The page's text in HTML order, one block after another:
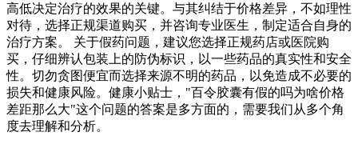
高低决定治疗的效果的关键。与其纠结于价格差异，不如理性
对待，选择正规渠道购买，并咨询专业医生，制定适合自身的
治疗方案。 关于假药问题，建议您选择正规药店或医院购
买，仔细辨认包装上的防伪标识，以一些药品的真实性和安全
性。切勿贪图便宜而选择来源不明的药品，以免造成不必要的
损失和健康风险。健康小贴士，"百令胶囊有假的吗为啥价格
差距那么大"这个问题的答案是多方面的，需要我们从多个角
度去理解和分析。